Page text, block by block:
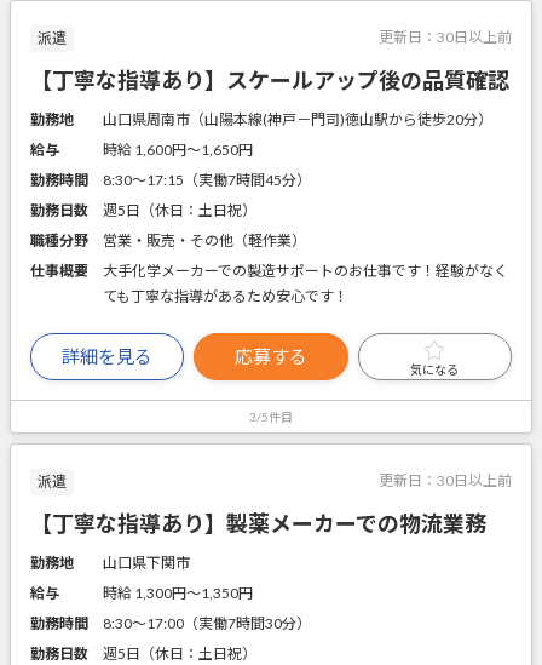
派遣 更新日： 30日以上前
【丁寧な指導あり】スケールアップ後の品質確認
勤務地
山口県周南市（山陽本線(神戸－門司)徳山駅から徒歩20分）
給与
時給 1,600円〜1,650円
勤務時間
8:30～17:15（実働7時間45分）
勤務日数
週5日（休日：土日祝）
職種分野
営業・販売・その他（軽作業）
仕事概要
大手化学メーカーでの製造サポートのお仕事です！経験がなく
ても丁寧な指導があるため安心です！
詳細を見る 応募する
気になる
3/5件目
派遣 更新日： 30日以上前
【丁寧な指導あり】製薬メーカーでの物流業務
勤務地
山口県下関市
給与
時給 1,300円〜1,350円
勤務時間
8:30～17:00（実働7時間30分）
勤務日数
週5日（休日：土日祝）